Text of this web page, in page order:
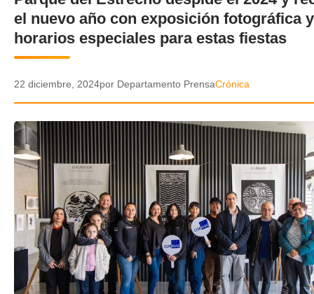
ENTRETENIMIENTO Y CULTURA
VIDEOS
GALERIA DE FOTOS
APP MÓVIL
TRANSPARENCIA
el nuevo año con exposición fotográfica y
horarios especiales para estas fiestas
22 diciembre, 2024por Departamento PrensaCrónica